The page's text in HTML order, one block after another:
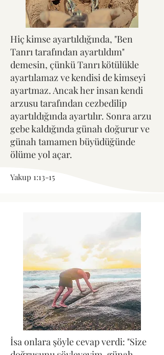
Hiç kimse ayartıldığında, "Ben
Tanrı tarafından ayartıldım"
demesin, çünkü Tanrı kötülükle
ayartılamaz ve kendisi de kimseyi
ayartmaz. Ancak her insan kendi
arzusu tarafından cezbedilip
ayartıldığında ayartılır. Sonra arzu
gebe kaldığında günah doğurur ve
günah tamamen büyüdüğünde
ölüme yol açar.
Yakup 1:13-15
İsa onlara şöyle cevap verdi: "Size